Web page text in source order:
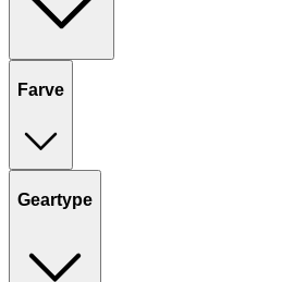
Farve
Geartype